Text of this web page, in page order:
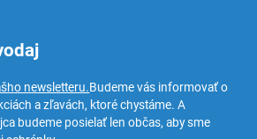
newsletteru.Budeme vás informovať o
a zľavách, ktoré chystáme. A
budeme posielať len občas, aby sme